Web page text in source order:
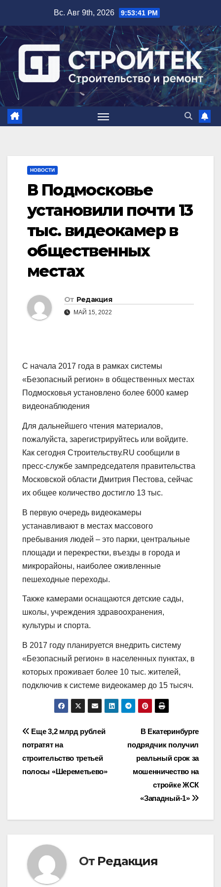
содержимому
Вс. Авг 9th, 2026 9:53:41 PM
НОВОСТИ
В Подмосковье
установили почти 13
тыс. видеокамер в
общественных
местах
От Редакция
МАЙ 15, 2022
С начала 2017 года в рамках системы
«Безопасный регион» в общественных местах
Подмосковья установлено более 6000 камер
видеонаблюдения
Для дальнейшего чтения материалов,
пожалуйста, зарегистрируйтесь или войдите.
Как сегодня Строительству.RU сообщили в
пресс-службе зампредседателя правительства
Московской области Дмитрия Пестова, сейчас
их общее количество достигло 13 тыс.
В первую очередь видеокамеры
устанавливают в местах массового
пребывания людей – это парки, центральные
площади и перекрестки, въезды в города и
микрорайоны, наиболее оживленные
пешеходные переходы.
Также камерами оснащаются детские сады,
школы, учреждения здравоохранения,
культуры и спорта.
В 2017 году планируется внедрить систему
«Безопасный регион» в населенных пунктах, в
которых проживает более 10 тыс. жителей,
подключив к системе видеокамер до 15 тысяч.
Навигация
по
записям
В Екатеринбурге
подрядчик получил
реальный срок за
мошенничество на
стройке ЖСК
«Западный-1»
Еще 3,2 млрд рублей
потратят на
строительство третьей
полосы «Шереметьево»
От Редакция